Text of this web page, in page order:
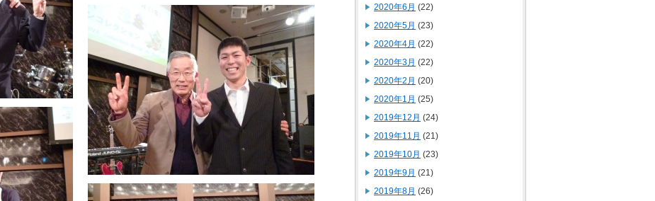
2020年6月 (22)
2020年5月 (23)
2020年4月 (22)
2020年3月 (22)
2020年2月 (20)
2020年1月 (25)
2019年12月 (24)
2019年11月 (21)
2019年10月 (23)
2019年9月 (21)
2019年8月 (26)